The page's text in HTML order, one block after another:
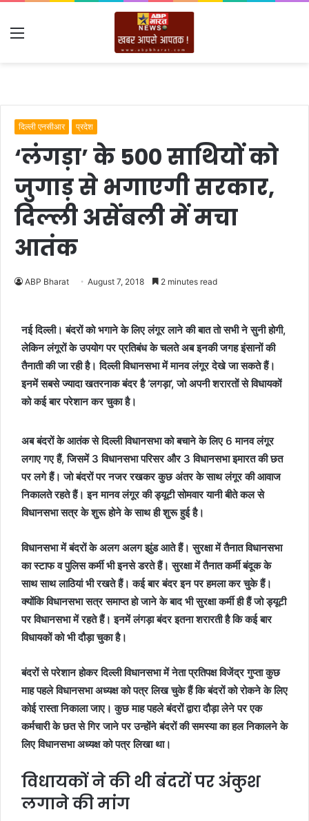
Menu
दिल्ली एनसीआर प्रदेश
‘लंगड़ा’ के 500 साथियों को
जुगाड़ से भगाएगी सरकार,
दिल्ली असेंबली में मचा
आतंक
ABP Bharat August 7, 2018 2 minutes read
नई दिल्ली। बंदरों को भगाने के लिए लंगूर लाने की बात तो सभी ने सुनी होगी,
लेकिन लंगूरों के उपयोग पर प्रतिबंध के चलते अब इनकी जगह इंसानों की
तैनाती की जा रही है। दिल्ली विधानसभा में मानव लंगूर देखे जा सकते हैं।
इनमें सबसे ज्यादा खतरनाक बंदर है ‘लगड़ा’, जो अपनी शरारतों से विधायकों
को कई बार परेशान कर चुका है।
अब बंदरों के आतंक से दिल्ली विधानसभा को बचाने के लिए 6 मानव लंगूर
लगाए गए हैं, जिसमें 3 विधानसभा परिसर और 3 विधानसभा इमारत की छत
पर लगे हैं। जो बंदरों पर नजर रखकर कुछ अंतर के साथ लंगूर की आवाज
निकालते रहते हैं। इन मानव लंगूर की ड्यूटी सोमवार यानी बीते कल से
विधानसभा सत्र के शुरू होने के साथ ही शुरू हुई है।
विधानसभा में बंदरों के अलग अलग झुंड आते हैं। सुरक्षा में तैनात विधानसभा
का स्टाफ व पुलिस कर्मी भी इनसे डरते हैं। सुरक्षा में तैनात कर्मी बंदूक के
साथ साथ लाठियां भी रखते हैं। कई बार बंदर इन पर हमला कर चुके हैं।
क्योंकि विधानसभा सत्र समाप्त हो जाने के बाद भी सुरक्षा कर्मी ही हैं जो ड्यूटी
पर विधानसभा में रहते हैं। इनमें लंगड़ा बंदर इतना शरारती है कि कई बार
विधायकों को भी दौड़ा चुका है।
बंदरों से परेशान होकर दिल्ली विधानसभा में नेता प्रतिपक्ष विजेंद्र गुप्ता कुछ
माह पहले विधानसभा अध्यक्ष को पत्र लिख चुके हैं कि बंदरों को रोकने के लिए
कोई रास्ता निकाला जाए। कुछ माह पहले बंदरों द्वारा दौड़ा लेने पर एक
कर्मचारी के छत से गिर जाने पर उन्होंने बंदरों की समस्या का हल निकालने के
लिए विधानसभा अध्यक्ष को पत्र लिखा था।
विधायकों ने की थी बंदरों पर अंकुश
लगाने की मांग